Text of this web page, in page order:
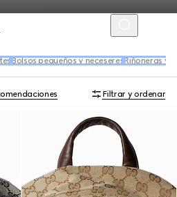
Bolsos pequeños y neceseres Riñoneras y
Filtrar y ordenar